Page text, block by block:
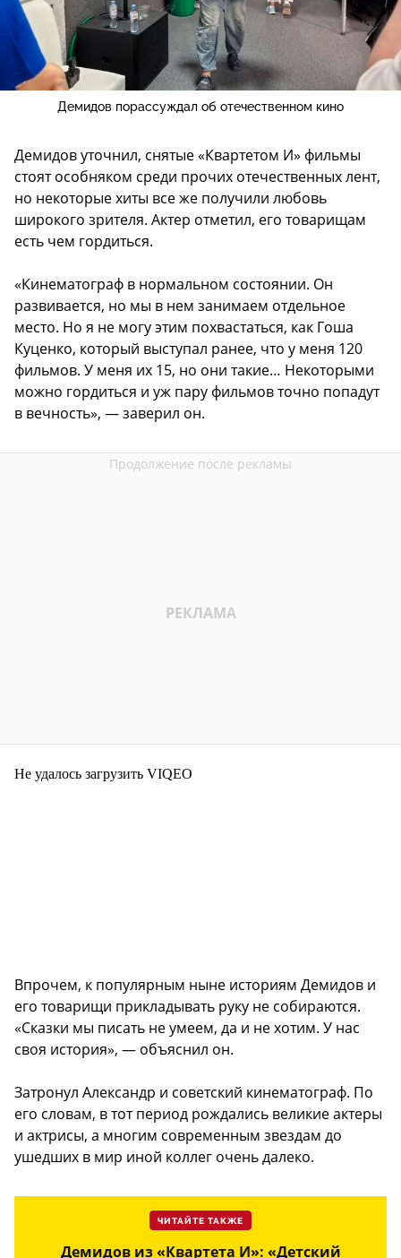
Демидов порассуждал об отечественном кино
Демидов уточнил, снятые «Квартетом И» фильмы
стоят особняком среди прочих отечественных лент,
но некоторые хиты все же получили любовь
широкого зрителя. Актер отметил, его товарищам
есть чем гордиться.
«Кинематограф в нормальном состоянии. Он
развивается, но мы в нем занимаем отдельное
место. Но я не могу этим похвастаться, как Гоша
Куценко, который выступал ранее, что у меня 120
фильмов. У меня их 15, но они такие… Некоторыми
можно гордиться и уж пару фильмов точно попадут
в вечность», — заверил он.
Не удалось загрузить VIQEO
Впрочем, к популярным ныне историям Демидов и
его товарищи прикладывать руку не собираются.
«Сказки мы писать не умеем, да и не хотим. У нас
своя история», — объяснил он.
Затронул Александр и советский кинематограф. По
его словам, в тот период рождались великие актеры
и актрисы, а многим современным звездам до
ушедших в мир иной коллег очень далеко.
ЧИТАЙТЕ ТАКЖЕ
Демидов из «Квартета И»: «Детский